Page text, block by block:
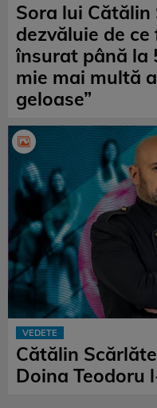
Sora lui Cătălin
dezvăluie de
însurat până la
mie mai multă
geloase”
VEDETE
Cătălin
Doina Teodoru